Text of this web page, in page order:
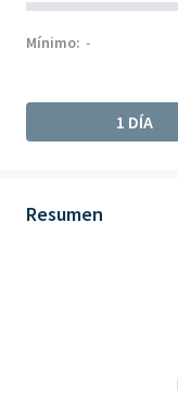
Mínimo: -
1 DÍA
Resumen